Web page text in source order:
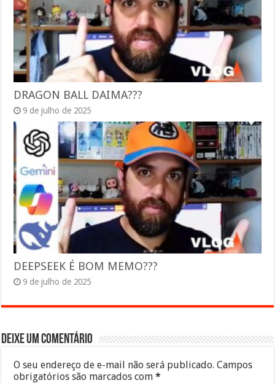
DRAGON BALL DAIMA???
9 de julho de 2025
DEEPSEEK É BOM MEMO???
9 de julho de 2025
Deixe um comentário
O seu endereço de e-mail não será publicado. Campos
obrigatórios são marcados com*